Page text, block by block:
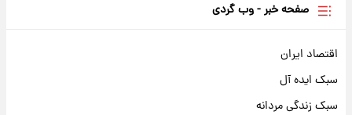
صفحه خبر - وب گردی
اقتصاد ایران
سبک ایده آل
سبک زندگی مردانه